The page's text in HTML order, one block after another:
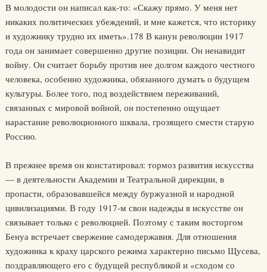
В молодости он написал как-то: «Скажу прямо. У меня нет
никаких политических убеждений, и мне кажется, что историку
и художнику трудно их иметь».178 В канун революции 1917
года он занимает совершенно другие позиции. Он ненавидит
войну. Он считает борьбу против нее долгом каждого честного
человека, особенно художника, обязанного думать о будущем
культуры. Более того, под воздействием переживаний,
связанных с мировой войной, он постепенно ощущает
нарастание революционного шквала, грозящего смести старую
Россию.
В прежнее время он констатировал: тормоз развития искусства
— в деятельности Академии и Театральной дирекции, в
пропасти, образовавшейся между буржуазной и народной
цивилизациями. В году 1917-м свои надежды в искусстве он
связывает только с революцией. Поэтому с таким восторгом
Бенуа встречает свержение самодержавия. Для отношения
художника к краху царского режима характерно письмо Щусева,
поздравляющего его с будущей республикой и «сходом со